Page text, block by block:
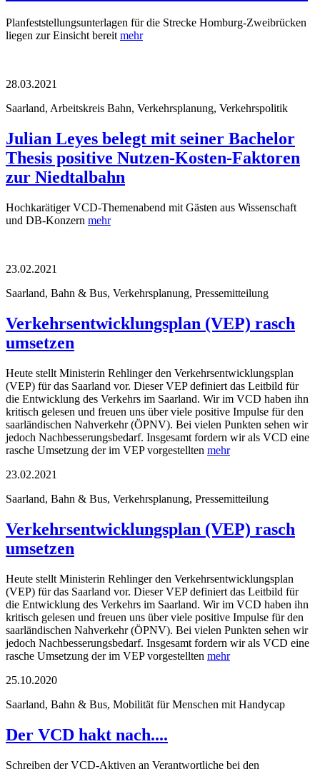
Planfeststellungsunterlagen für die Strecke Homburg-Zweibrücken
liegen zur Einsicht bereitmehr
28.03.2021
Saarland, Arbeitskreis Bahn, Verkehrsplanung, Verkehrspolitik
Julian Leyes belegt mit seiner Bachelor
Thesis positive Nutzen-Kosten-Faktoren
zur Niedtalbahn
Hochkarätiger VCD-Themenabend mit Gästen aus Wissenschaft
und DB-Konzern mehr
23.02.2021
Saarland, Bahn & Bus, Verkehrsplanung, Pressemitteilung
Verkehrsentwicklungsplan (VEP) rasch
umsetzen
Heute stellt Ministerin Rehlinger den Verkehrsentwicklungsplan
(VEP) für das Saarland vor. Dieser VEP definiert das Leitbild für
die Entwicklung des Verkehrs im Saarland. Wir im VCD haben ihn
kritisch gelesen und freuen uns über viele positive Impulse für den
saarländischen Nahverkehr (ÖPNV). Bei vielen Punkten sehen wir
jedoch Nachbesserungsbedarf. Insgesamt fordern wir als VCD eine
rasche Umsetzung der im VEP vorgestellten mehr
23.02.2021
Saarland, Bahn & Bus, Verkehrsplanung, Pressemitteilung
Verkehrsentwicklungsplan (VEP) rasch
umsetzen
Heute stellt Ministerin Rehlinger den Verkehrsentwicklungsplan
(VEP) für das Saarland vor. Dieser VEP definiert das Leitbild für
die Entwicklung des Verkehrs im Saarland. Wir im VCD haben ihn
kritisch gelesen und freuen uns über viele positive Impulse für den
saarländischen Nahverkehr (ÖPNV). Bei vielen Punkten sehen wir
jedoch Nachbesserungsbedarf. Insgesamt fordern wir als VCD eine
rasche Umsetzung der im VEP vorgestellten mehr
25.10.2020
Saarland, Bahn & Bus, Mobilität für Menschen mit Handycap
Der VCD hakt nach....
Schreiben der VCD-Aktiven an Verantwortliche bei den